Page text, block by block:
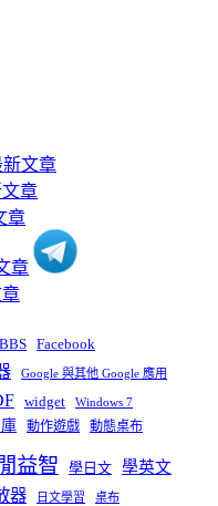
BBS Facebook
Google 與其他 Google 應用
widget Windows 7
動作遊戲 動態桌布
益智 學日文 學英文
器 日文學習 桌布